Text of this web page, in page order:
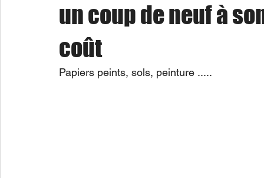
un coup de neuf à
coût
Papiers peints, sols, peinture .....